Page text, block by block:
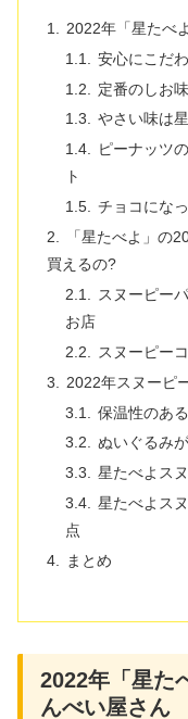
2022年「星たべ
安心にこだ
定番のしお
やさい味は
ピーナッツ
ト
チョコにな
「星たべよ」の
買えるの?
スヌーピー
お店
スヌーピー
2022年スヌーピ
保温性のあ
ぬいぐるみ
星たべよス
星たべよス
点
まとめ
2022年「星た
んべい屋さん